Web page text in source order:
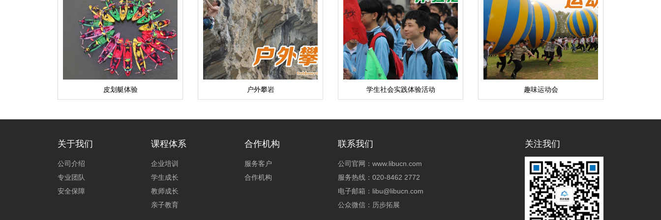
皮划艇体验 户外攀岩 学生社会实践体验活动 趣味运动会
关于我们
公司介绍
专业团队
安全保障
课程体系
企业培训
学生成长
教师成长
亲子教育
合作机构
服务客户
合作机构
联系我们
公司官网：www.libucn.com
服务热线：020-8462 2772
电子邮箱：libu@libucn.com
公众微信：历步拓展
关注我们